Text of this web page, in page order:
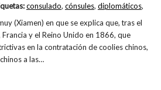
(Xiamen) en que se explica que, tras el
y el Reino Unido en 1866, que
en la contratación de coolies chinos,
a las…
consulado, cónsules, diplomáticos,